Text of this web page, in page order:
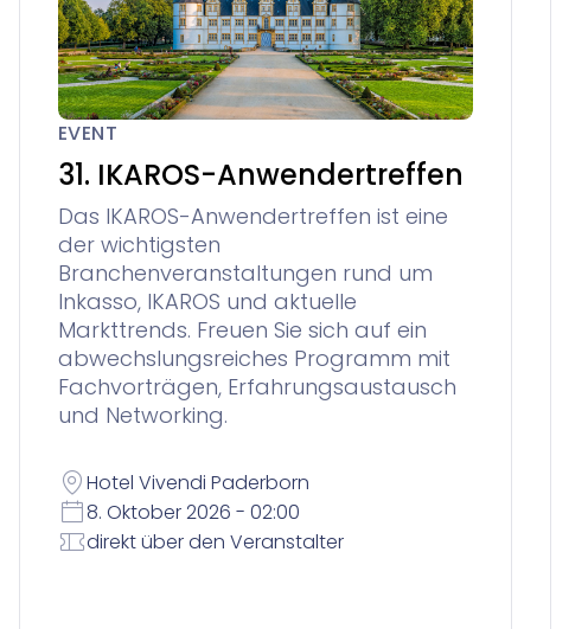
EVENT
31. IKAROS-Anwendertreffen
Das IKAROS-Anwendertreffen ist eine
der wichtigsten
Branchenveranstaltungen rund um
Inkasso, IKAROS und aktuelle
Markttrends. Freuen Sie sich auf ein
abwechslungsreiches Programm mit
Fachvorträgen, Erfahrungsaustausch
und Networking.
Hotel Vivendi Paderborn
8. Oktober 2026 - 02:00
direkt über den Veranstalter